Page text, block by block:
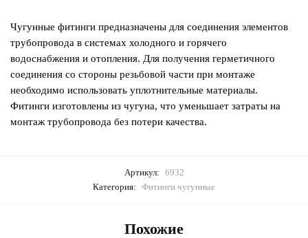
Чугунные фитинги предназначены для соединения элементов
трубопровода в системах холодного и горячего
водоснабжения и отопления. Для получения герметичного
соединения со стороны резьбовой части при монтаже
необходимо использовать уплотнительные материалы.
Фитинги изготовлены из чугуна, что уменьшает затраты на
монтаж трубопровода без потери качества.
Артикул: 6932
Категория: Фитинги чугунные
Похожие